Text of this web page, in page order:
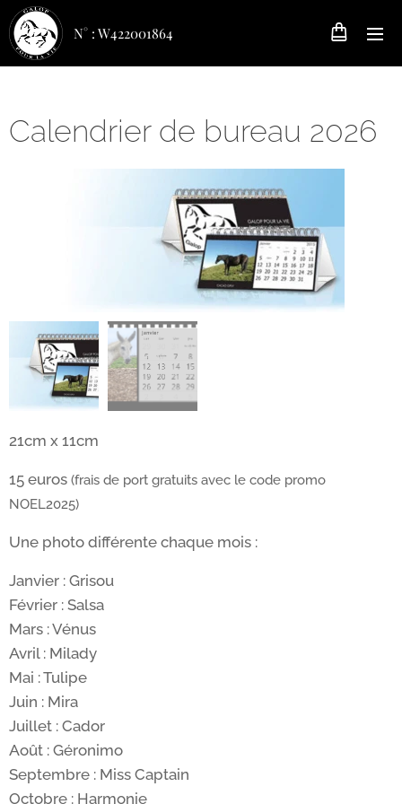
N° : W422001864
Calendrier de bureau 2026
21cm x 11cm
15 euros (frais de port gratuits avec le code promo
NOEL2025)
Une photo différente chaque mois :
Janvier : Grisou
Février : Salsa
Mars : Vénus
Avril : Milady
Mai : Tulipe
Juin : Mira
Juillet : Cador
Août : Géronimo
Septembre : Miss Captain
Octobre : Harmonie